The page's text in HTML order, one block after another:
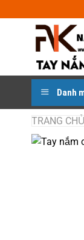
đến
Danh
TRANG CHỦ